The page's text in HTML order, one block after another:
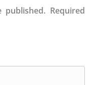
Required